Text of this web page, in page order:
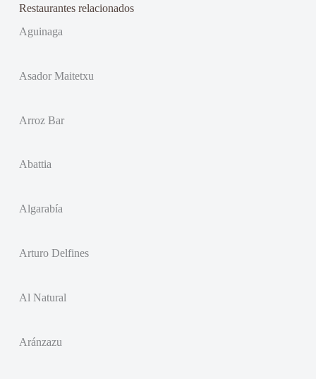
Restaurantes relacionados
Aguinaga
Asador Maitetxu
Arroz Bar
Abattia
Algarabía
Arturo Delfines
Al Natural
Aránzazu